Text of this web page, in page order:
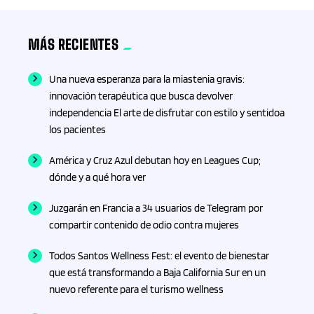
Estado de Hidalgo
Estado de México
ESTADOS
Estilo de Vida
Farmacia
MÁS RECIENTES
Una nueva esperanza para la miastenia gravis:
innovación terapéutica que busca devolver
independencia El arte de disfrutar con estilo y sentidoa
los pacientes
América y Cruz Azul debutan hoy en Leagues Cup;
dónde y a qué hora ver
Juzgarán en Francia a 34 usuarios de Telegram por
compartir contenido de odio contra mujeres
Todos Santos Wellness Fest: el evento de bienestar
que está transformando a Baja California Sur en un
nuevo referente para el turismo wellness